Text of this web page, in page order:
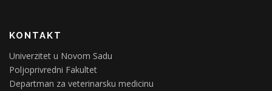
KONTAKT
Univerzitet u Novom Sadu
Poljoprivredni Fakultet
Departman za veterinarsku medicinu